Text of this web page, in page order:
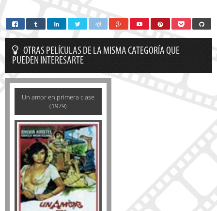
OTRAS PELÍCULAS DE LA MISMA CATEGORÍA QUE
PUEDEN INTERESARTE
Un amor en primera clase
(1979)